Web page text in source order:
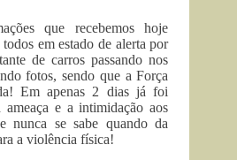
que recebemos hoje
em estado de alerta por
de carros passando nos
fotos, sendo que a Força
Em apenas 2 dias já foi
ameaça e a intimidação aos
nunca se sabe quando da
a violência física!